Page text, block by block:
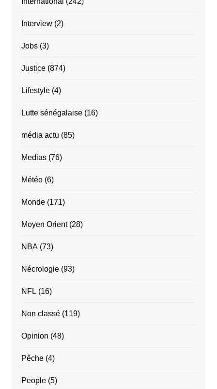
Interview(2)
Jobs(3)
Justice(874)
Lifestyle(4)
Lutte sénégalaise(16)
média actu (85)
Medias(76)
Météo(6)
Monde(171)
Moyen Orient(28)
NBA(73)
Nécrologie(93)
NFL (16)
Non classé(119)
Opinion (48)
Pêche(4)
People(5)